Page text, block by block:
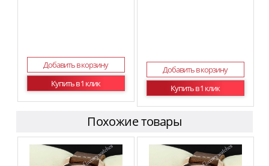
Добавить в корзину
Купить в 1 клик
Добавить в корзину
Купить в 1 клик
Похожие товары